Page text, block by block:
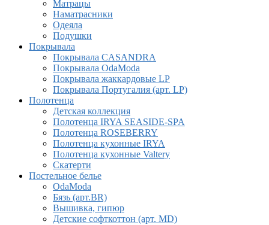
Матрацы
Наматрасники
Одеяла
Подушки
Покрывала
Покрывалa CASANDRA
Покрывала OdaModa
Покрывала жаккардовые LP
Покрывала Португалия (арт. LP)
Полотенца
Детская коллекция
Полотенца IRYA SEASIDE-SPA
Полотенца ROSEBERRY
Полотенца кухонные IRYA
Полотенца кухонные Valtery
Скатерти
Постельное белье
OdaModa
Бязь (арт.BR)
Вышивка, гипюр
Детские софткоттон (арт. MD)